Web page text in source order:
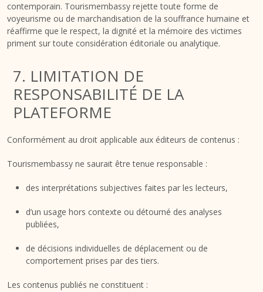
contemporain. Tourismembassy rejette toute forme de
voyeurisme ou de marchandisation de la souffrance humaine et
réaffirme que le respect, la dignité et la mémoire des victimes
priment sur toute considération éditoriale ou analytique.
7. LIMITATION DE
RESPONSABILITÉ DE LA
PLATEFORME
Conformément au droit applicable aux éditeurs de contenus :
Tourismembassy ne saurait être tenue responsable :
des interprétations subjectives faites par les lecteurs,
d’un usage hors contexte ou détourné des analyses
publiées,
de décisions individuelles de déplacement ou de
comportement prises par des tiers.
Les contenus publiés ne constituent :